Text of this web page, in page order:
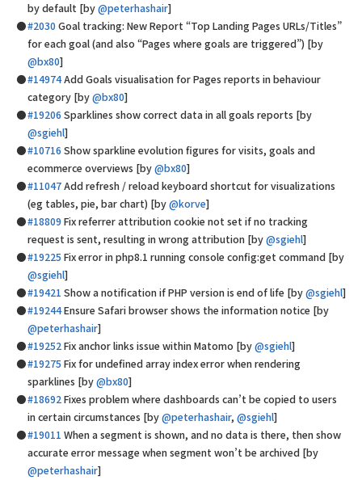
by default [by@peterhashair]
#2030 Goal tracking: New Report “Top Landing Pages URLs/Titles”
for each goal (and also “Pages where goals are triggered”) [by
@bx80]
#14974Add Goals visualisation for Pages reports in behaviour
category [by@bx80]
#19206 Sparklines show correct data in all goals reports [by
@sgiehl]
#10716 Show sparkline evolution figures for visits, goals and
ecommerce overviews [by@bx80]
#11047Add refresh / reload keyboard shortcut for visualizations
(eg tables, pie, bar chart) [by@korve]
#18809 Fix referrer attribution cookie not set if no tracking
request is sent, resulting in wrong attribution [by@sgiehl]
#19225 Fix error in php8.1 running console config:get command [by
@sgiehl]
#19421 Show a notification if PHP version is end of life [by@sgiehl]
#19244Ensure Safari browser shows the information notice [by
@peterhashair]
#19252Fix anchor links issue within Matomo [by@sgiehl]
#19275 Fix for undefined array index error when rendering
sparklines [by@bx80]
#18692Fixes problem where dashboards can’t be copied to users
in certain circumstances [by@peterhashair, @sgiehl]
#19011 When a segment is shown, and no data is there, then show
accurate error message when segment won’t be archived [by
@peterhashair]